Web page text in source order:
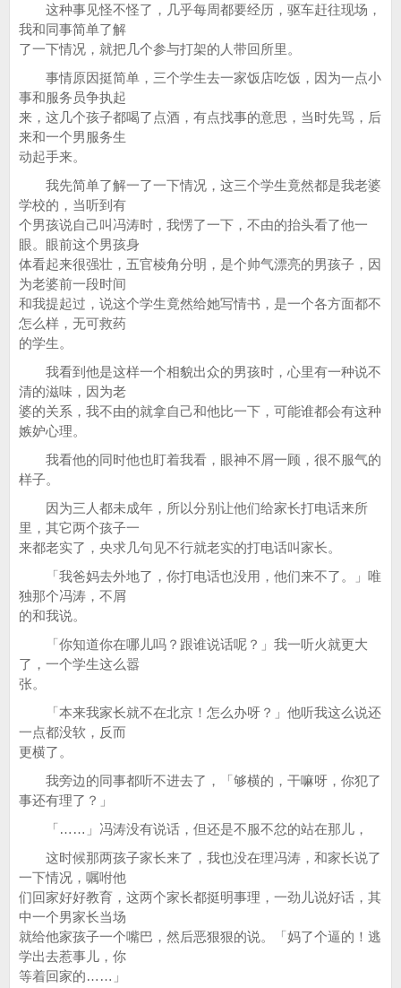
这种事见怪不怪了，几乎每周都要经历，驱车赶往现场，
我和同事简单了解
了一下情况，就把几个参与打架的人带回所里。
事情原因挺简单，三个学生去一家饭店吃饭，因为一点小
事和服务员争执起
来，这几个孩子都喝了点酒，有点找事的意思，当时先骂，后
来和一个男服务生
动起手来。
我先简单了解一了一下情况，这三个学生竟然都是我老婆
学校的，当听到有
个男孩说自己叫冯涛时，我愣了一下，不由的抬头看了他一
眼。眼前这个男孩身
体看起来很强壮，五官棱角分明，是个帅气漂亮的男孩子，因
为老婆前一段时间
和我提起过，说这个学生竟然给她写情书，是一个各方面都不
怎么样，无可救药
的学生。
我看到他是这样一个相貌出众的男孩时，心里有一种说不
清的滋味，因为老
婆的关系，我不由的就拿自己和他比一下，可能谁都会有这种
嫉妒心理。
我看他的同时他也盯着我看，眼神不屑一顾，很不服气的
样子。
因为三人都未成年，所以分别让他们给家长打电话来所
里，其它两个孩子一
来都老实了，央求几句见不行就老实的打电话叫家长。
「我爸妈去外地了，你打电话也没用，他们来不了。」唯
独那个冯涛，不屑
的和我说。
「你知道你在哪儿吗？跟谁说话呢？」我一听火就更大
了，一个学生这么嚣
张。
「本来我家长就不在北京！怎么办呀？」他听我这么说还
一点都没软，反而
更横了。
我旁边的同事都听不进去了，「够横的，干嘛呀，你犯了
事还有理了？」
「……」冯涛没有说话，但还是不服不忿的站在那儿，
这时候那两孩子家长来了，我也没在理冯涛，和家长说了
一下情况，嘱咐他
们回家好好教育，这两个家长都挺明事理，一劲儿说好话，其
中一个男家长当场
就给他家孩子一个嘴巴，然后恶狠狠的说。「妈了个逼的！逃
学出去惹事儿，你
等着回家的……」